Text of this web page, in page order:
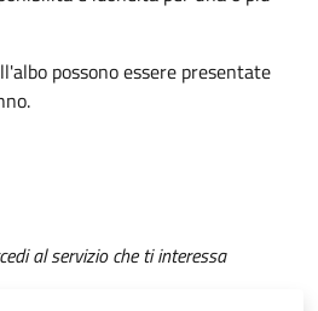
possono essere presentate
al servizio che ti interessa